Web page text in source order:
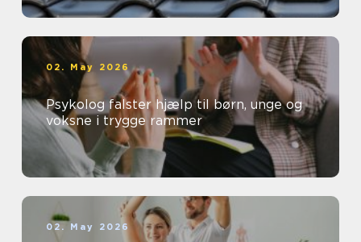
02. May 2026
Psykolog falster hjælp til børn, unge og
voksne i trygge rammer
02. May 2026